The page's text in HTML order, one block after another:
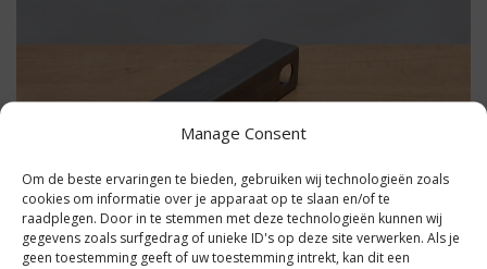
Manage Consent
Om de beste ervaringen te bieden, gebruiken wij technologieën zoals
cookies om informatie over je apparaat op te slaan en/of te
raadplegen. Door in te stemmen met deze technologieën kunnen wij
gegevens zoals surfgedrag of unieke ID's op deze site verwerken. Als je
geen toestemming geeft of uw toestemming intrekt, kan dit een
Stalen koker ponsen